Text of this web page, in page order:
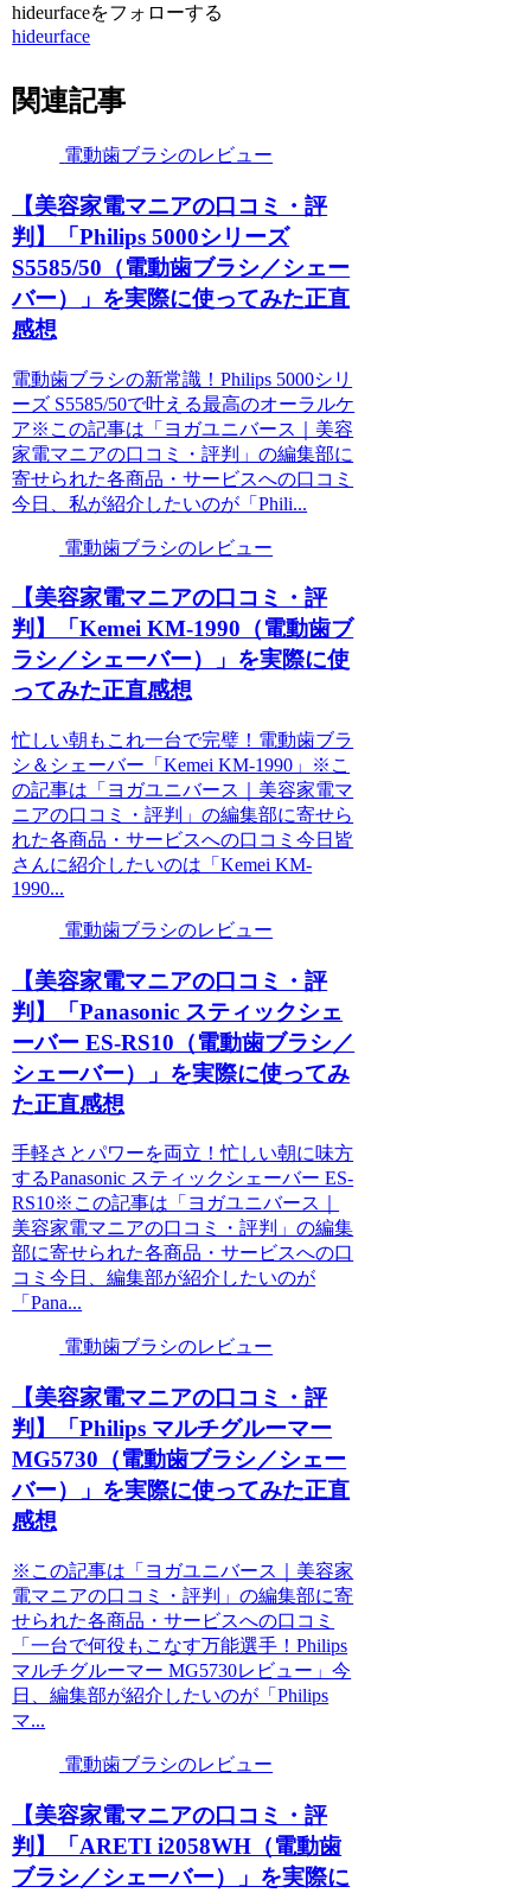
hideurfaceをフォローする
hideurface
関連記事
電動歯ブラシのレビュー
【美容家電マニアの口コミ・評
判】「Philips 5000シリーズ
S5585/50（電動歯ブラシ／シェー
バー）」を実際に使ってみた正直
感想
電動歯ブラシの新常識！Philips 5000シリ
ーズ S5585/50で叶える最高のオーラルケ
ア※この記事は「ヨガユニバース｜美容
家電マニアの口コミ・評判」の編集部に
寄せられた各商品・サービスへの口コミ
今日、私が紹介したいのが「Phili...
電動歯ブラシのレビュー
【美容家電マニアの口コミ・評
判】「Kemei KM-1990（電動歯ブ
ラシ／シェーバー）」を実際に使
ってみた正直感想
忙しい朝もこれ一台で完璧！電動歯ブラ
シ＆シェーバー「Kemei KM-1990」※こ
の記事は「ヨガユニバース｜美容家電マ
ニアの口コミ・評判」の編集部に寄せら
れた各商品・サービスへの口コミ今日皆
さんに紹介したいのは「Kemei KM-
1990...
電動歯ブラシのレビュー
【美容家電マニアの口コミ・評
判】「Panasonic スティックシェ
ーバー ES-RS10（電動歯ブラシ／
シェーバー）」を実際に使ってみ
た正直感想
手軽さとパワーを両立！忙しい朝に味方
するPanasonic スティックシェーバー ES-
RS10※この記事は「ヨガユニバース｜
美容家電マニアの口コミ・評判」の編集
部に寄せられた各商品・サービスへの口
コミ今日、編集部が紹介したいのが
「Pana...
電動歯ブラシのレビュー
【美容家電マニアの口コミ・評
判】「Philips マルチグルーマー
MG5730（電動歯ブラシ／シェー
バー）」を実際に使ってみた正直
感想
※この記事は「ヨガユニバース｜美容家
電マニアの口コミ・評判」の編集部に寄
せられた各商品・サービスへの口コミ
「一台で何役もこなす万能選手！Philips
マルチグルーマー MG5730レビュー」今
日、編集部が紹介したいのが「Philips
マ...
電動歯ブラシのレビュー
【美容家電マニアの口コミ・評
判】「ARETI i2058WH（電動歯
ブラシ／シェーバー）」を実際に